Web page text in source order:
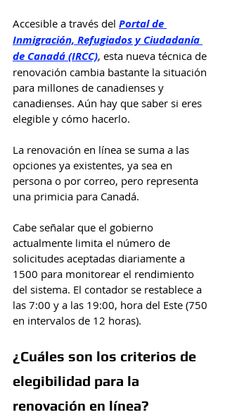
Accesible a través del Portal de
Inmigración, Refugiados y Ciudadanía
de Canadá (IRCC), esta nueva técnica de
renovación cambia bastante la situación
para millones de canadienses y
canadienses. Aún hay que saber si eres
elegible y cómo hacerlo.
La renovación en línea se suma a las
opciones ya existentes, ya sea en
persona o por correo, pero representa
una primicia para Canadá.
Cabe señalar que el gobierno
actualmente limita el número de
solicitudes aceptadas diariamente a
1500 para monitorear el rendimiento
del sistema. El contador se restablece a
las 7:00 y a las 19:00, hora del Este (750
en intervalos de 12 horas).
¿Cuáles son los criterios de
elegibilidad para la
renovación en línea?